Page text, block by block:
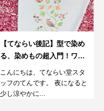
【てならい後記】型で染め
る、染めもの超入門！ワー
クショップ。【大人も夏休
みのお子さんもOK編。】
こんにちは、てならい堂スタ
ッフのてんです。 夜になると
少し涼やかに...